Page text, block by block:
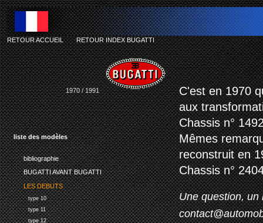
liste des modèles
bibliographie
BUGATTI AVANT BUGATTI
LES DEBUTS
type 10
type 11
type 12
RETOUR ACCUEIL-RETOUR INDEX BUGATTI
1970 / 1991
C'est en 1970
aux
Chassis n°
Mêmes
reconstruit en
Chassis n°
Une question, un